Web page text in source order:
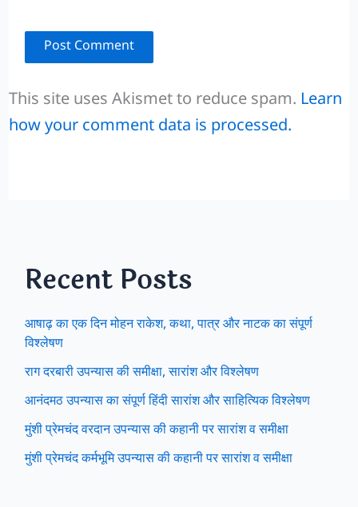
This site uses Akismet to reduce spam. Learn
how your comment data is processed.
Recent Posts
आषाढ़ का एक दिन मोहन राकेश, कथा, पात्र और नाटक का संपूर्ण
विश्लेषण
राग दरबारी उपन्यास की समीक्षा, सारांश और विश्लेषण
आनंदमठ उपन्यास का संपूर्ण हिंदी सारांश और साहित्यिक विश्लेषण
मुंशी प्रेमचंद वरदान उपन्यास की कहानी पर सारांश व समीक्षा
मुंशी प्रेमचंद कर्मभूमि उपन्यास की कहानी पर सारांश व समीक्षा